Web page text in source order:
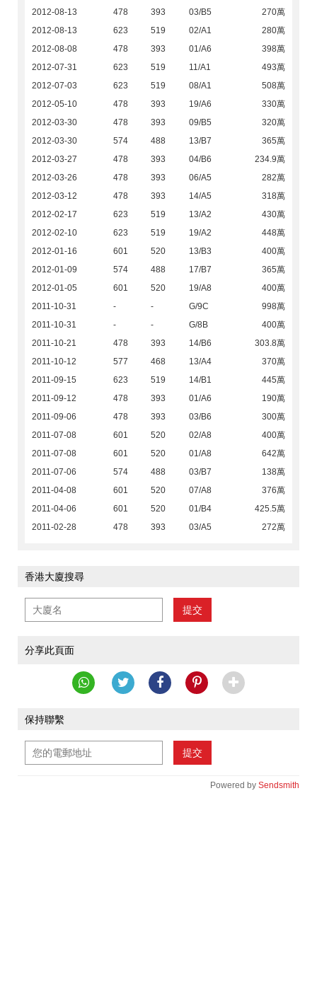
2012-08-13
478 393 03/B5
270萬
2012-08-13
623 519 02/A1
280萬
2012-08-08
478 393 01/A6
398萬
2012-07-31
623 519 11/A1
493萬
2012-07-03
623 519 08/A1
508萬
2012-05-10
478 393 19/A6
330萬
2012-03-30
478 393 09/B5
320萬
2012-03-30
574 488 13/B7
365萬
2012-03-27
478 393 04/B6
234.9萬
2012-03-26
478 393 06/A5
282萬
2012-03-12
478 393 14/A5
318萬
2012-02-17
623 519 13/A2
430萬
2012-02-10
623 519 19/A2
448萬
2012-01-16
601 520 13/B3
400萬
2012-01-09
574 488 17/B7
365萬
2012-01-05
601 520 19/A8
400萬
2011-10-31
- - G/9C
998萬
2011-10-31
- - G/8B
400萬
2011-10-21
478 393 14/B6
303.8萬
2011-10-12
577 468 13/A4
370萬
2011-09-15
623 519 14/B1
445萬
2011-09-12
478 393 01/A6
190萬
2011-09-06
478 393 03/B6
300萬
2011-07-08
601 520 02/A8
400萬
2011-07-08
601 520 01/A8
642萬
2011-07-06
574 488 03/B7
138萬
2011-04-08
601 520 07/A8
376萬
2011-04-06
601 520 01/B4
425.5萬
2011-02-28
478 393 03/A5 272萬
香港大廈搜尋
提交
分享此頁面
保持聯繫
提交
Powered by Sendsmith